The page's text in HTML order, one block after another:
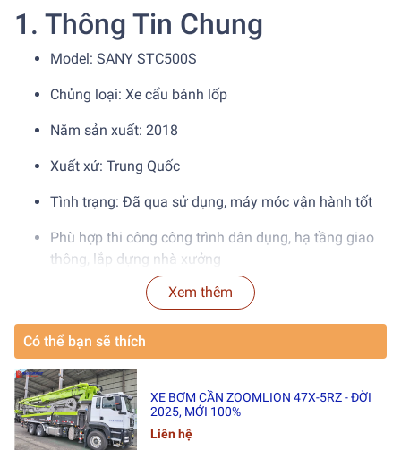
1. Thông Tin Chung
Model: SANY STC500S
Chủng loại: Xe cẩu bánh lốp
Năm sản xuất: 2018
Xuất xứ: Trung Quốc
Tình trạng: Đã qua sử dụng, máy móc vận hành tốt
Phù hợp thi công công trình dân dụng, hạ tầng giao
thông, lắp dựng nhà xưởng
2. Thông Số Kỹ Thuật Nổi
Bật
Hạng mục
Tải trọng nâng tối đa
50 tấn
Chiều dài cần chính
43 mét
Chiều dài cần phụ (jib) 16 mét
Xem thêm
Có thể bạn sẽ thích
XE BƠM CẦN ZOOMLION 47X-5RZ - ĐỜI
2025, MỚI 100%
Liên hệ